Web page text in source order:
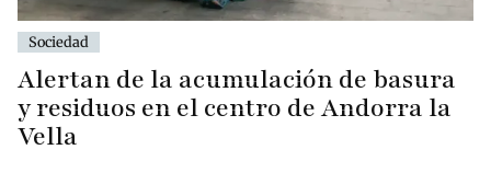
Sociedad
Alertan de la acumulación de basura
y residuos en el centro de Andorra la
Vella